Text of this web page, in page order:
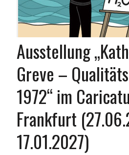
Ausstellung
Greve –
1972“ im
Frankfurt
17.01.2027)